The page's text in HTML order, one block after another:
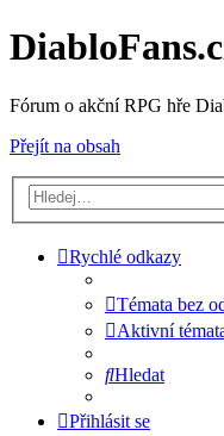
Fórum o akční RPG hře
Přejít na obsah
Rychlé odkazy
Témata bez
Aktivní
Hledat
Přihlásit se